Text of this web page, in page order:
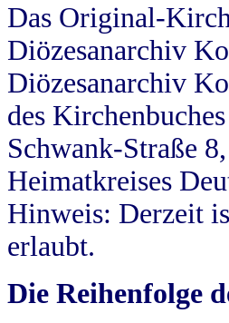
Das Original-
Diözesanarchiv
Diözesanarchiv
des
Schwank-Straße
Heimatkreises
Hinweis: Derzeit
erlaubt.
Die Reihenfolge